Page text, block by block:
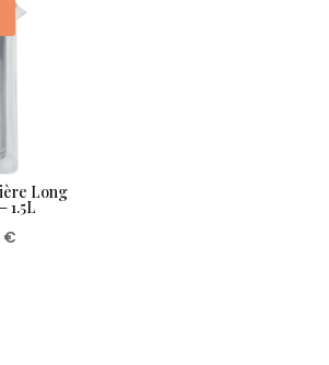
Long
1.5L
€Le